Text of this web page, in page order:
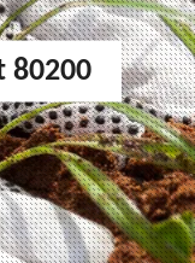
80200